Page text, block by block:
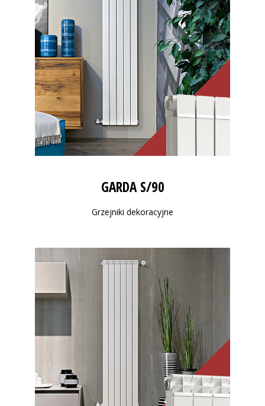
GARDA S/90
Grzejniki dekoracyjne